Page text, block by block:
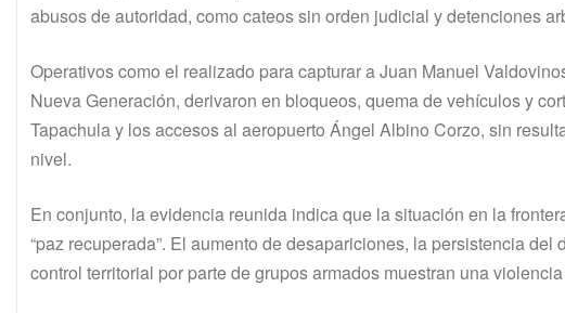
abusos de autoridad, como cateos sin orden judicial y detenciones
Operativos como el realizado para capturar a Juan Manuel
Nueva Generación, derivaron en bloqueos, quema de vehículos y
Tapachula y los accesos al aeropuerto Ángel Albino Corzo, sin
nivel.
En conjunto, la evidencia reunida indica que la situación en la
“paz recuperada”. El aumento de desapariciones, la persistencia
control territorial por parte de grupos armados muestran una